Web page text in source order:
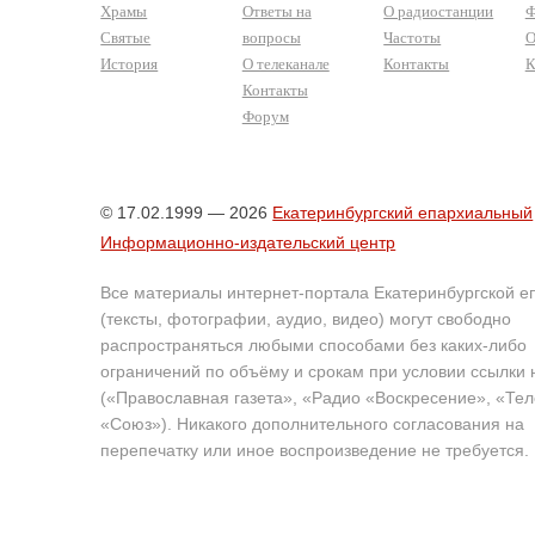
Храмы
Святые
История
Ответы на
вопросы
О телеканале
Контакты
Форум
О радиостанции
Частоты
Контакты
© 17.02.1999 — 2026 Екатеринбургский епархиальный
Информационно-издательский центр
Все материалы интернет-портала Екатеринбургской
(тексты, фотографии, аудио, видео) могут свободно
распространяться любыми способами без каких-либо
ограничений по объёму и срокам при условии ссылки
(«Православная газета», «Радио «Воскресение»,
«Союз»). Никакого дополнительного согласования на
перепечатку или иное воспроизведение не требуется.